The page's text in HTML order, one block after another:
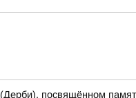
посвящённом